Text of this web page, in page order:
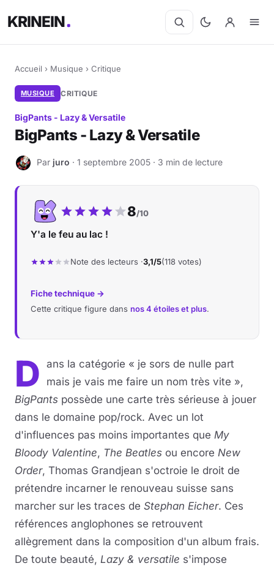
KRINEIN
Accueil › Musique › Critique
MUSIQUE CRITIQUE
BigPants - Lazy & Versatile
BigPants - Lazy & Versatile
J Par juro · 1 septembre 2005 · 3 min de lecture
Notre note :
8/10
Y'a le feu au lac !
Note des lecteurs ·3,1/5(118 votes)
Fiche technique →
Cette critique figure dans nos 4 étoiles et plus.
D ans la catégorie « je sors de nulle part
mais je vais me faire un nom très vite »,
BigPants possède une carte très sérieuse à jouer
dans le domaine pop/rock. Avec un lot
d'influences pas moins importantes que My
Bloody Valentine, The Beatles ou encore New
Order, Thomas Grandjean s'octroie le droit de
prétendre incarner le renouveau suisse sans
marcher sur les traces de Stephan Eicher. Ces
références anglophones se retrouvent
allègrement dans la composition d'un album frais.
De toute beauté, Lazy & versatile s'impose